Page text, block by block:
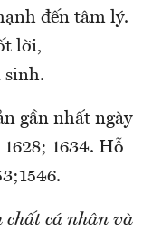
đến tâm lý.
lời,
sinh.
gần nhất ngày
1634. Hỗ
chất cá nhân và